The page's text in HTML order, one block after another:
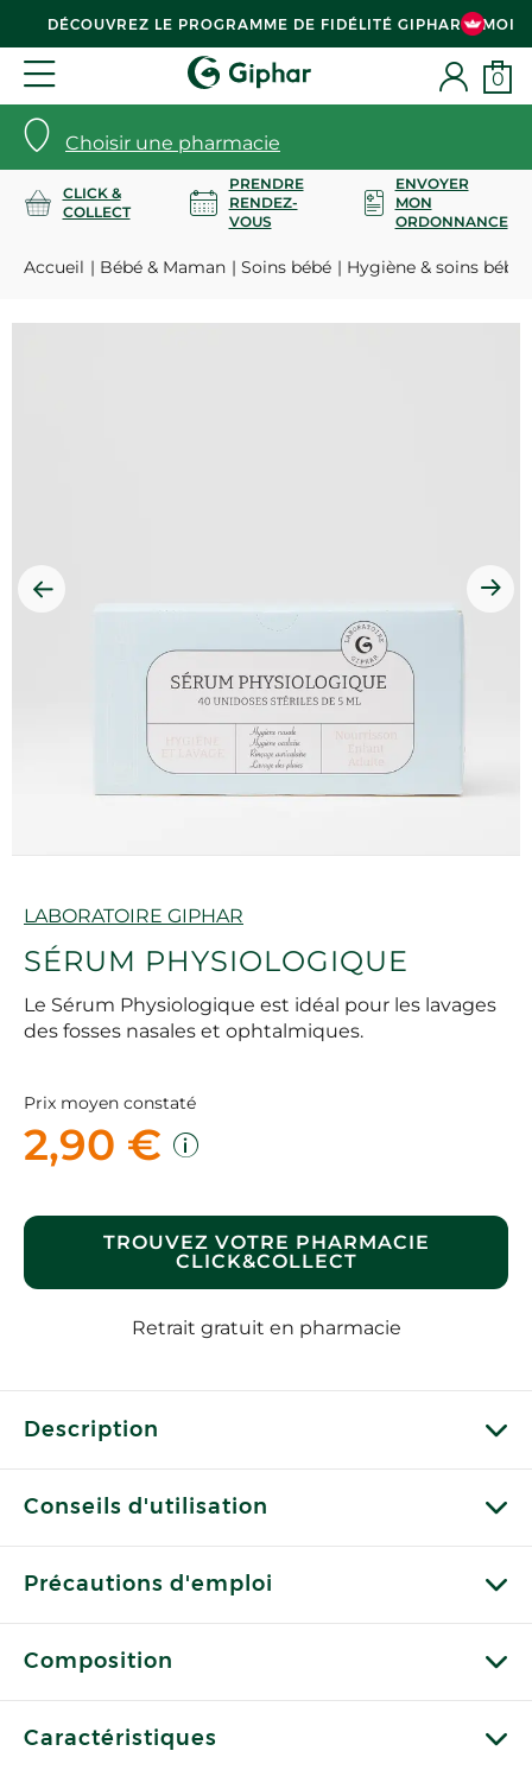
DÉCOUVREZ LE PROGRAMME DE FIDÉLITÉ GIPHAR & MOI
Choisir une pharmacie
0
CLICK &
COLLECT
PRENDRE
RENDEZ-
VOUS
ENVOYER
MON
ORDONNANCE
Accueil Bébé & Maman Soins bébé Hygiène & soins bébé
Marque
LABORATOIRE GIPHAR
SÉRUM PHYSIOLOGIQUE
Le Sérum Physiologique est idéal pour les lavages
des fosses nasales et ophtalmiques.
Prix moyen constaté
2,90 €
TROUVEZ VOTRE PHARMACIE
CLICK&COLLECT
Retrait gratuit en pharmacie
Description
Conseils d'utilisation
Précautions d'emploi
Composition
Caractéristiques